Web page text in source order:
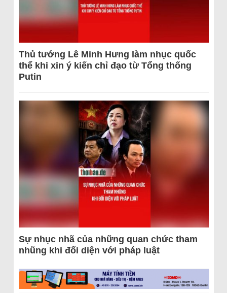
Thủ tướng Lê Minh Hưng làm nhục quốc
thể khi xin ý kiến chỉ đạo từ Tổng thống
Putin
Sự nhục nhã của những quan chức tham
nhũng khi đối diện với pháp luật